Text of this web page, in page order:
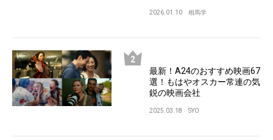
2026.01.10 相馬学
最新！A24のおすすめ映画67
選！もはやオスカー常連の気
鋭の映画会社
2025.03.18 SYO